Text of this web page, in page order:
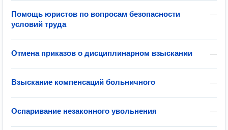
—
Помощь юристов по вопросам безопасности
условий труда
—
Отмена приказов о дисциплинарном взыскании
—
Взыскание компенсаций больничного
—
Оспаривание незаконного увольнения